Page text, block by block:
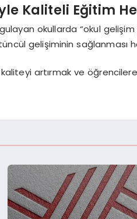
Kaliteli Eğitim
okullarda “okul
gelişiminin sağlanması
artırmak ve